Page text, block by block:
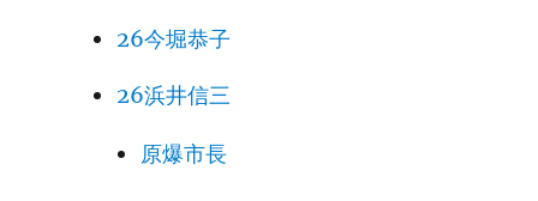
26今堀恭子
26浜井信三
原爆市長